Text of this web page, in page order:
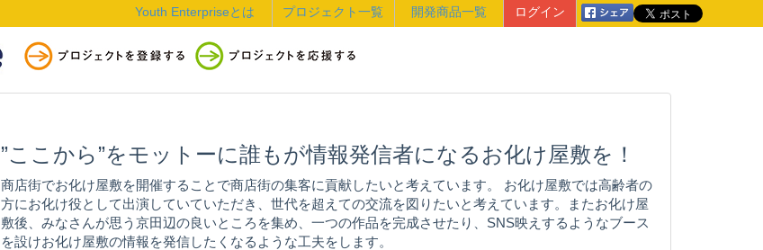
ログイン
開発商品一覧
プロジェクト一覧
Youth Enterpriseとは
”ここから”をモットーに誰もが情報発信者になるお化け屋敷を！
商店街でお化け屋敷を開催することで商店街の集客に貢献したいと考えています。 お化け屋敷では高齢者の
方にお化け役として出演していていただき、世代を超えての交流を図りたいと考えています。またお化け屋
敷後、みなさんが思う京田辺の良いところを集め、一つの作品を完成させたり、SNS映えするようなブース
を設けお化け屋敷の情報を発信したくなるような工夫をします。